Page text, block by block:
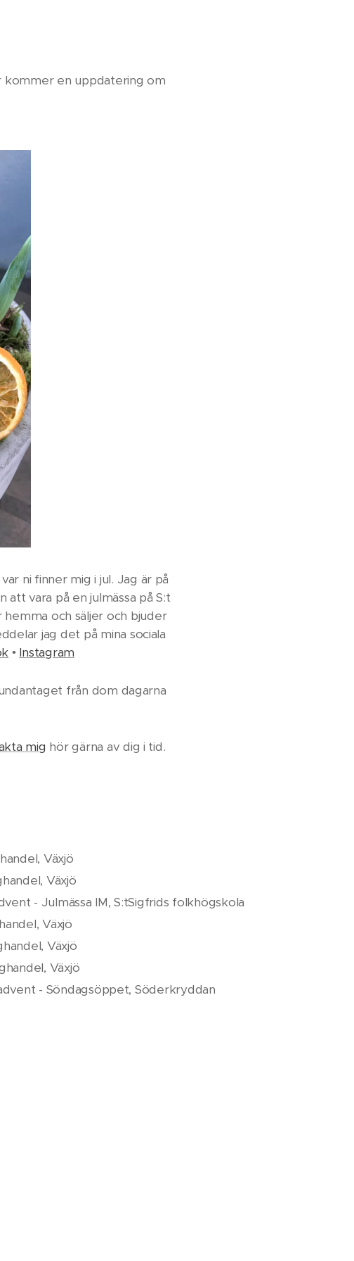
kommer en uppdatering om
ni finner mig i jul. Jag är på
vara på en julmässa på S:t
hemma och säljer och bjuder
jag det på mina sociala
• Instagram
från dom dagarna
mig hör gärna av dig i tid.
Växjö
Växjö
- Julmässa IM, S:tSigfrids folkhögskola
Växjö
Växjö
Växjö
- Söndagsöppet, Söderkryddan